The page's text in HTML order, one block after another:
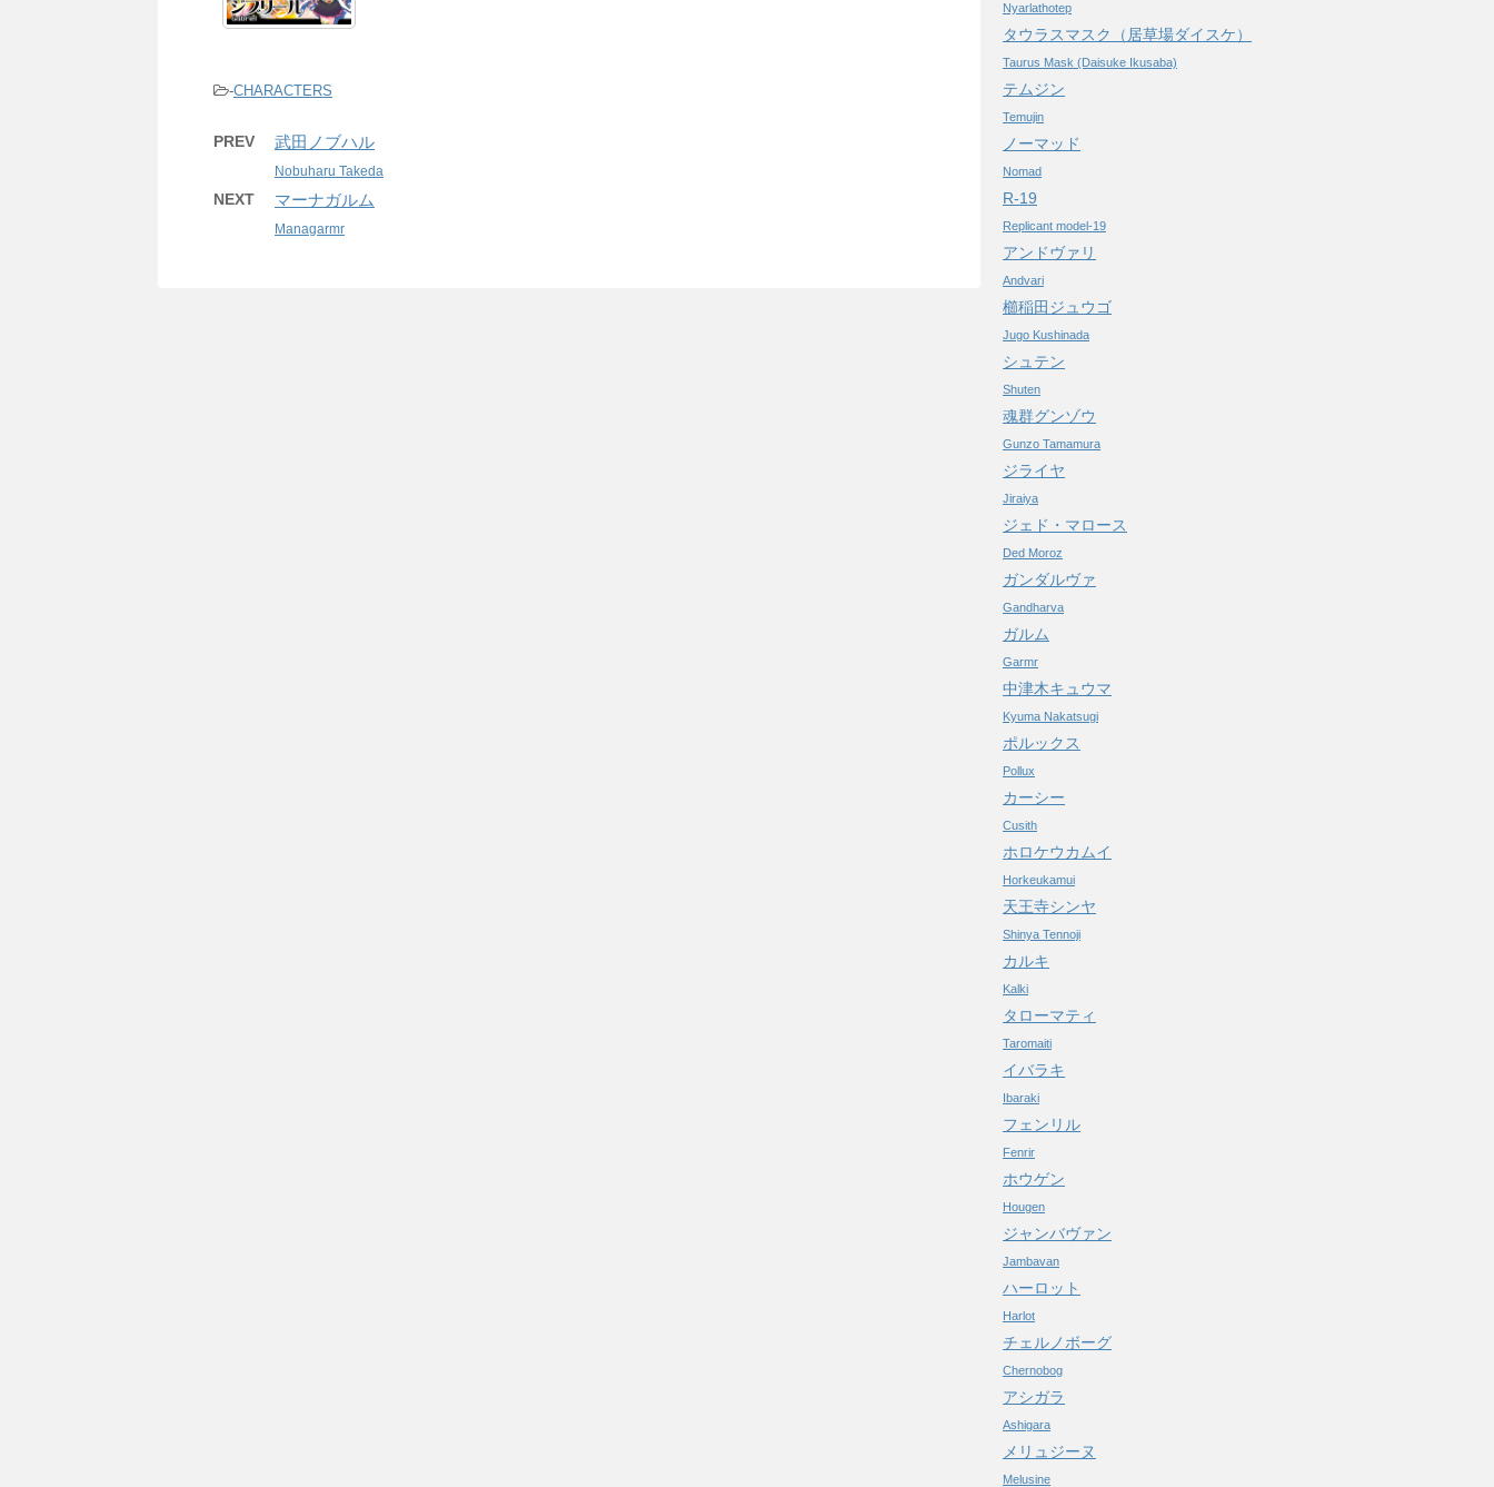
-CHARACTERS
PREV 武田ノブハル
Nobuharu Takeda
NEXT マーナガルム
Managarmr
Nyarlathotep
タウラスマスク（居草場ダイスケ）
Taurus Mask (Daisuke Ikusaba)
テムジン
Temujin
ノーマッド
Nomad
R-19
Replicant model-19
アンドヴァリ
Andvari
櫛稲田ジュウゴ
Jugo Kushinada
シュテン
Shuten
魂群グンゾウ
Gunzo Tamamura
ジライヤ
Jiraiya
ジェド・マロース
Ded Moroz
ガンダルヴァ
Gandharva
ガルム
Garmr
中津木キュウマ
Kyuma Nakatsugi
ポルックス
Pollux
カーシー
Cusith
ホロケウカムイ
Horkeukamui
天王寺シンヤ
Shinya Tennoji
カルキ
Kalki
タローマティ
Taromaiti
イバラキ
Ibaraki
フェンリル
Fenrir
ホウゲン
Hougen
ジャンバヴァン
Jambavan
ハーロット
Harlot
チェルノボーグ
Chernobog
アシガラ
Ashigara
メリュジーヌ
Melusine